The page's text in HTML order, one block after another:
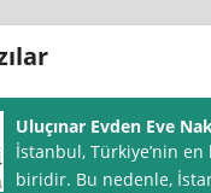
Uluçınar Evden Eve
İstanbul, Türkiye’nin
biridir. Bu nedenle,